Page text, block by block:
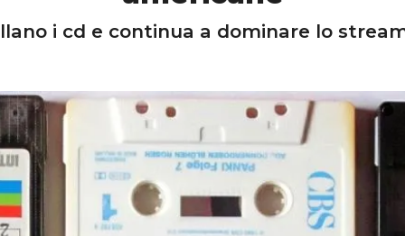
i cd e continua a dominare lo